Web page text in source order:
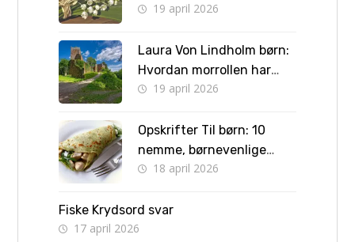
forlovelsen og vejen til
19 april 2026
Laura Von Lindholm børn:
Hvordan morrollen har
formet hendes liv
19 april 2026
Opskrifter Til børn: 10
nemme, børnevenlige
retter børn kan lave selv
18 april 2026
Fiske Krydsord svar
17 april 2026